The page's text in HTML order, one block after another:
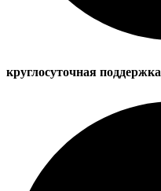
круглосуточная поддержка